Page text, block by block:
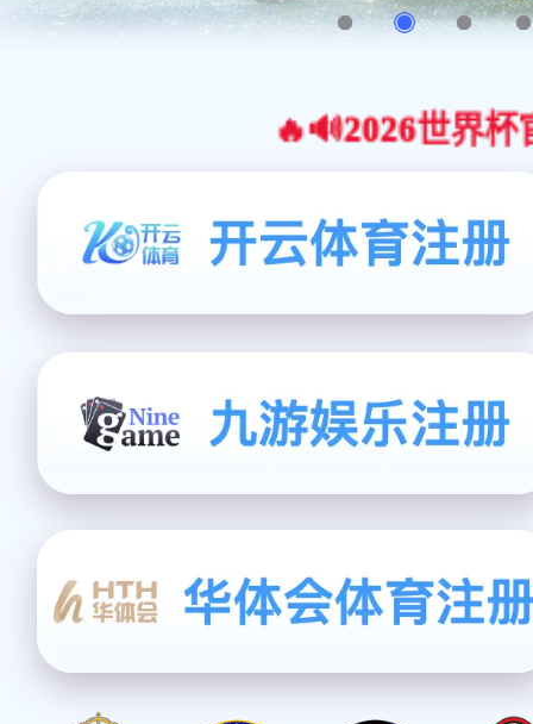
🔥🔊2026世界杯官网